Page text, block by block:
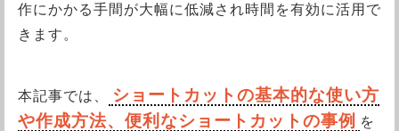
作にかかる手間が大幅に低減され時間を有効に活用で
きます。
本記事では、
ショートカットの基本的な使い方
や作成方法、便利なショートカットの事例 を